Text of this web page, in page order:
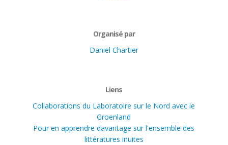
Organisé par
Daniel Chartier
Liens
Collaborations du Laboratoire sur le Nord avec le
Groenland
Pour en apprendre davantage sur l'ensemble des
littératures inuites